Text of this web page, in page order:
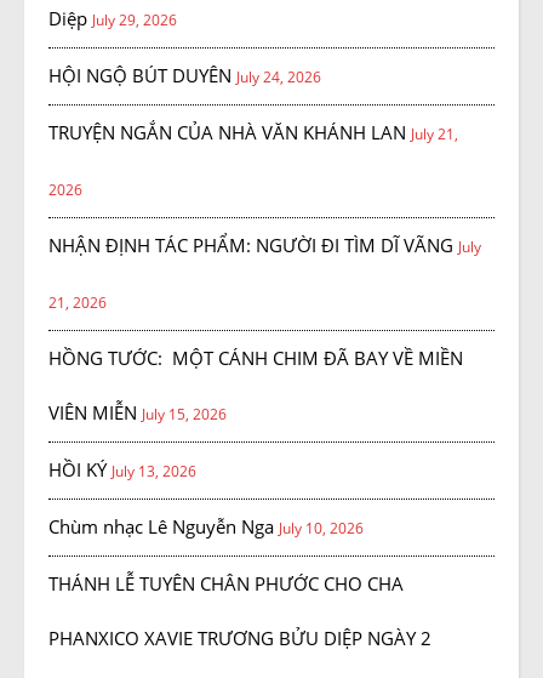
Diệp July 29, 2026
HỘI NGỘ BÚT DUYÊN July 24, 2026
TRUYỆN NGẮN CỦA NHÀ VĂN KHÁNH LAN July 21,
2026
NHẬN ĐỊNH TÁC PHẨM: NGƯỜI ĐI TÌM DĨ VÃNG July
21, 2026
HỒNG TƯỚC: MỘT CÁNH CHIM ĐÃ BAY VỀ MIỀN
VIÊN MIỄN July 15, 2026
HỒI KÝ July 13, 2026
Chùm nhạc Lê Nguyễn Nga July 10, 2026
THÁNH LỄ TUYÊN CHÂN PHƯỚC CHO CHA
PHANXICO XAVIE TRƯƠNG BỬU DIỆP NGÀY 2